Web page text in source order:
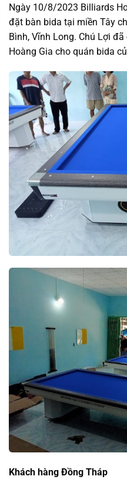
Ngày 10/8/2023 Billiards
đặt bàn bida tại miền Tây
Bình, Vĩnh Long. Chú Lợi
Hoàng Gia cho quán bida
Khách hàng Đồng Tháp